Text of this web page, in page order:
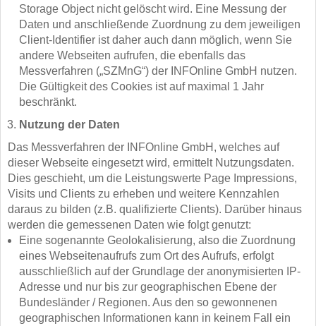
Storage Object nicht gelöscht wird. Eine Messung der
Daten und anschließende Zuordnung zu dem jeweiligen
Client-Identifier ist daher auch dann möglich, wenn Sie
andere Webseiten aufrufen, die ebenfalls das
Messverfahren („SZMnG“) der INFOnline GmbH nutzen.
Die Gültigkeit des Cookies ist auf maximal 1 Jahr
beschränkt.
Nutzung der Daten
Das Messverfahren der INFOnline GmbH, welches auf
dieser Webseite eingesetzt wird, ermittelt Nutzungsdaten.
Dies geschieht, um die Leistungswerte Page Impressions,
Visits und Clients zu erheben und weitere Kennzahlen
daraus zu bilden (z.B. qualifizierte Clients). Darüber hinaus
werden die gemessenen Daten wie folgt genutzt:
Eine sogenannte Geolokalisierung, also die Zuordnung
eines Webseitenaufrufs zum Ort des Aufrufs, erfolgt
ausschließlich auf der Grundlage der anonymisierten IP-
Adresse und nur bis zur geographischen Ebene der
Bundesländer / Regionen. Aus den so gewonnenen
geographischen Informationen kann in keinem Fall ein